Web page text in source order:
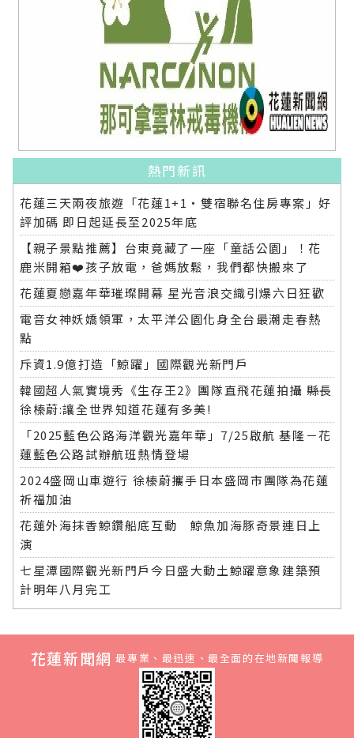
熱門新訊
花蓮三天兩夜旅遊「花蓮1+1‧雙宿聯名住房專案」好
評加碼 即日起延長至2025年底
【親子景點推薦】台東竟藏了一座「童話公園」！花
鹿米開箱❤️孩子放電，爸媽放鬆，我們都快搬來了
花蓮夏戀嘉年華璀璨開幕 星光音浪交織引爆六日狂歡
電音女神妖嬌領軍，太平洋公園化身全台最潮走春熱
點
斥資1.9億打造「鯨躍」國際觀光新門戶
韓國超人氣實境秀《生存王2》團隊直飛花蓮拍攝 縣長
徐榛蔚:讓全世界知道花蓮有多美!
「2025藍色公路海洋觀光嘉年華」7/25啟航 基隆－花
蓮藍色公路試辦航班熱情登場
2024盛岡山車遊行 徐榛蔚攜手日本盛岡市團隊為花蓮
祈福加油
花蓮外海抹香鯨鑽船底互動 鯨魚加海豚奇景連日上
演
七星潭國際觀光新門戶今日盛大動土鯨躍意象建築預
計明年八月完工
花蓮新聞網 最專業、最迅速、最全面的在地新聞報導